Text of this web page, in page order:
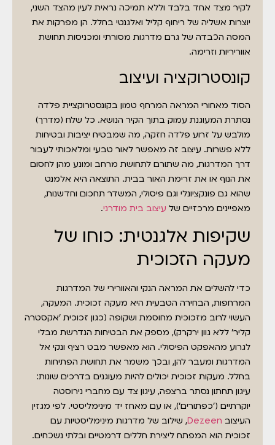
לקיר מצד אחד בלבד וללא תמיכה נראית לעין מהצד השני,
יוצרות אשליה של ריחוף קליל ואלגנטי בחלל. הן מפרקות את
המסה הכבדה של גרם מדרגות מסורתי ומכניסות תחושת
אווריריות וזרימה.
קונסטרוקציה ועיצוב
הסוד מאחורי המראה המרחף טמון בקונסטרוקציית פלדה
נסתרת המעוגנת עמוק בתוך הקיר הנושא. כל שלח (מדרך)
מולבש על זרוע פלדה חזקה, מה שמבטיח יציבות ובטיחות
ללא פשרות. עיצוב זה מאפשר לאור טבעי ומלאכותי לעבור
דרך המדרגות, מה שתורם לתחושת מרחב ומונע מהן לחסום
את הנוף או את זרימת האור בבית. התוצאה היא אלמנט
שהוא גם פונקציונלי וגם פיסולי, המשדר תחכום וחדשנות,
מאפיינים מרכזיים של עיצוב בית מודרני.
שקיפות אלגנטית: כוחו של
מעקה הזכוכית
כדי להשלים את המראה הנקי והאוורירי של המדרגות
המרחפות, הבחירה הטבעית היא מעקה זכוכית. המעקה,
העשוי לרוב מזכוכית מחוסמת ושקופה (כגון זכוכית 'אקסטרה
קליר' ללא גוון ירקרק), מספק את הבטיחות הנדרשת מבלי
לגרוע מהאפקט הפיסולי. הוא מאפשר מבט רציף ונקי אל
המדרגות ומעבר להן, ובכך משמר את תחושת הפתיחות
בחלל. מעקות זכוכית יכולים להיות מעוגנים בדרכים שונות:
עיגון תחתון נסתר ברצפה, עיגון צד עם מחברי נירוסטה
יוקרתיים ('כפתורים'), או עם מאחז יד מינימליסטי. לפי מגזין
העיצוב Dezeen, שילוב של מדרגות מינימליסטיות עם
זכוכית הוא המפתח ליצירת חללים דרמטיים ובלתי נשכחים.